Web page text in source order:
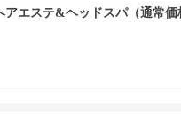
アエステ&ヘッドスパ（通常価